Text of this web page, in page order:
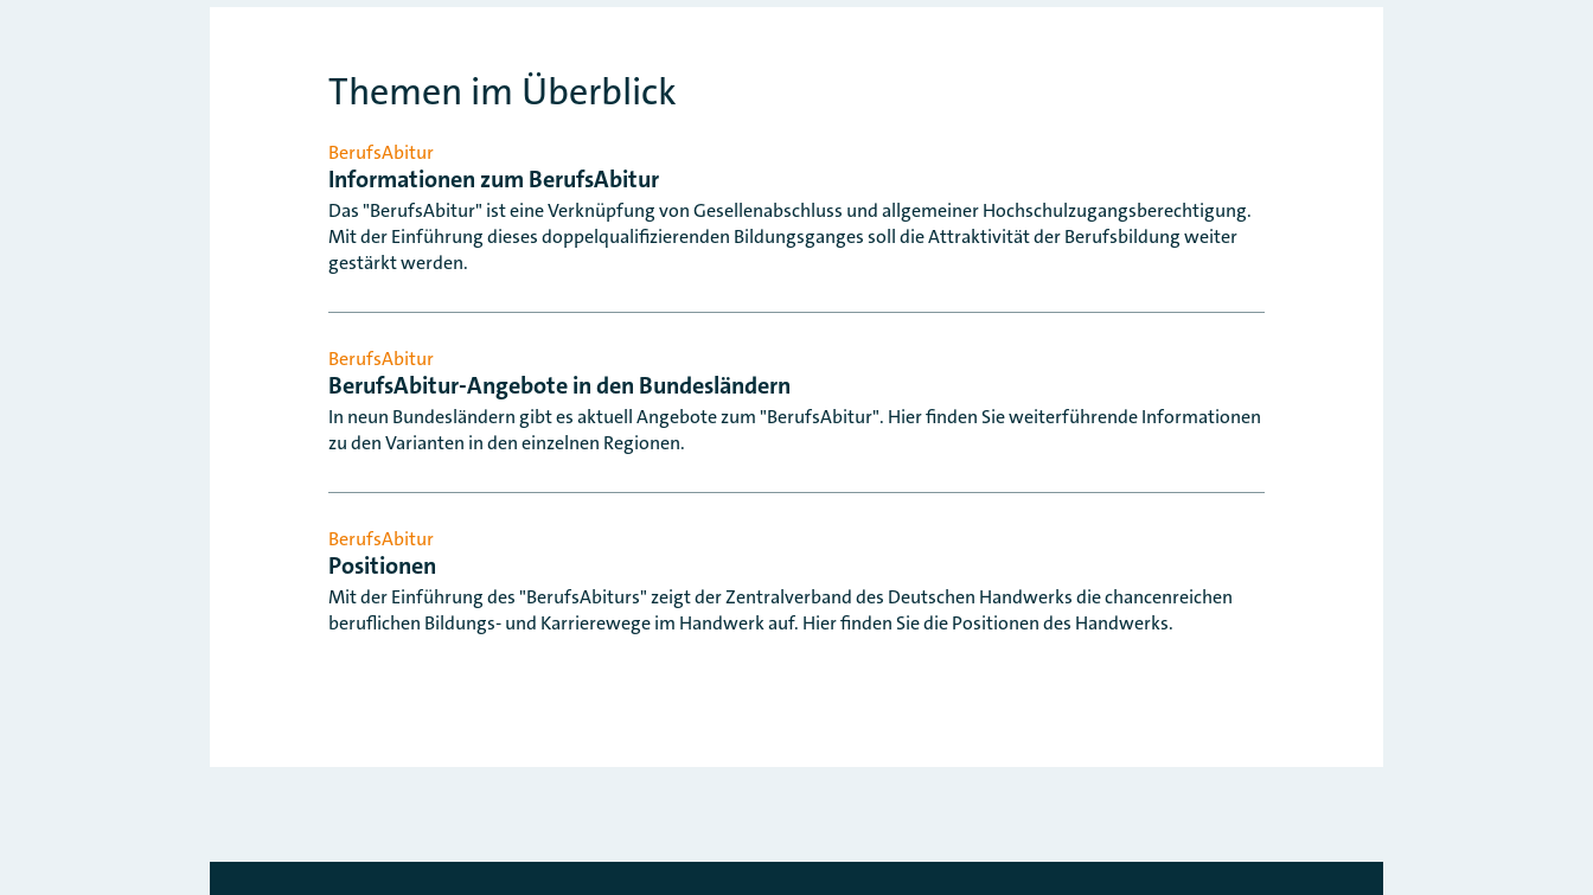
Themen im Überblick
BerufsAbitur
Informationen zum BerufsAbitur
Das "BerufsAbitur" ist eine Verknüpfung von Gesellenabschluss und allgemeiner Hochschulzugangsberechtigung.
Mit der Einführung dieses doppelqualifizierenden Bildungsganges soll die Attraktivität der Berufsbildung weiter
gestärkt werden.
BerufsAbitur
BerufsAbitur-Angebote in den Bundesländern
In neun Bundesländern gibt es aktuell Angebote zum "BerufsAbitur". Hier finden Sie weiterführende Informationen
zu den Varianten in den einzelnen Regionen.
BerufsAbitur
Positionen
Mit der Einführung des "BerufsAbiturs" zeigt der Zentralverband des Deutschen Handwerks die chancenreichen
beruflichen Bildungs- und Karrierewege im Handwerk auf. Hier finden Sie die Positionen des Handwerks.